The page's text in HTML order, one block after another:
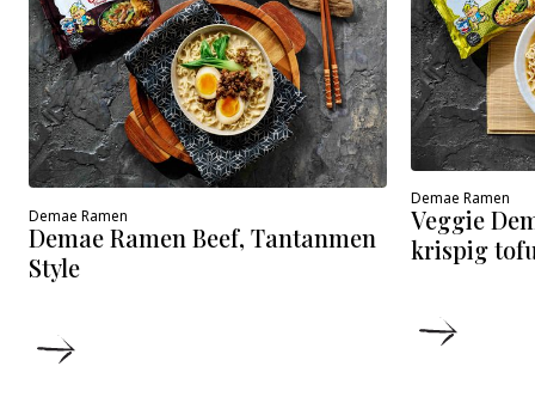
Demae Ramen
Demae Ramen Beef, Tantanmen
Style
Demae Ramen
Veggie
krispig